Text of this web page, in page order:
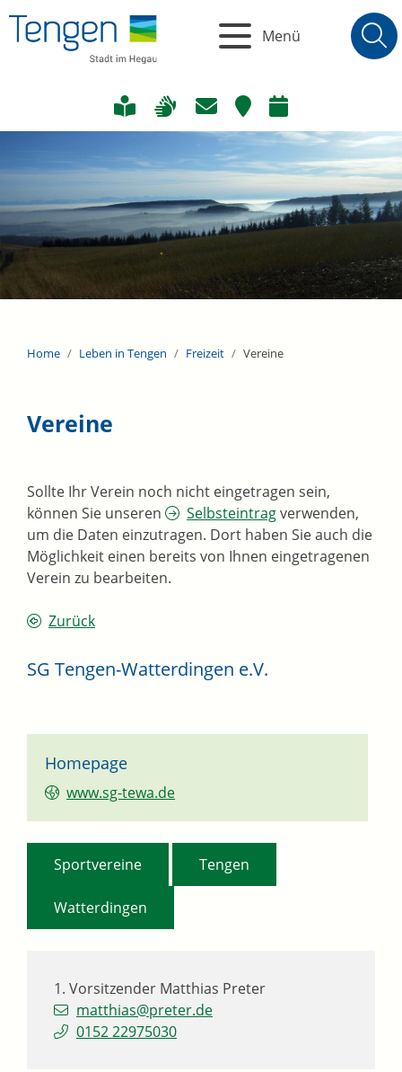
Menü
Home Leben in Tengen Freizeit Vereine
Vereine
Sollte Ihr Verein noch nicht eingetragen sein,
können Sie unseren
Selbsteintragverwenden,
um die Daten einzutragen. Dort haben Sie auch die
Möglichkeit einen bereits von Ihnen eingetragenen
Verein zu bearbeiten.
Zurück
SG Tengen-Watterdingen e.V.
Homepage
www.sg-tewa.de
1. Vorsitzender Matthias Preter
matthias@preter.de
0152 22975030
Sportvereine Tengen
Watterdingen